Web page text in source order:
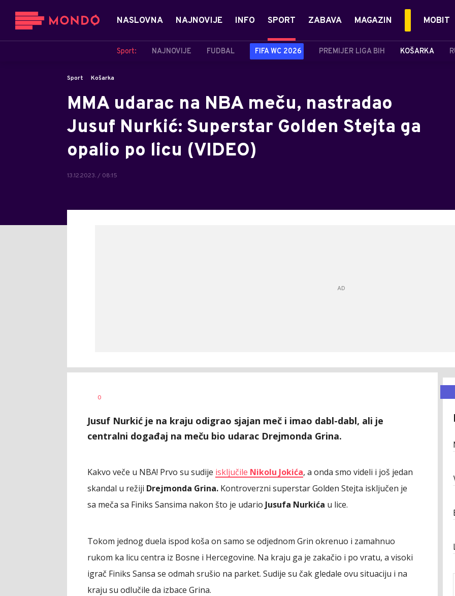
NASLOVNA NAJNOVIJE INFO SPORT
Sport: NAJNOVIJE FUDBAL FIFA WC 2026 PREMIJER LIGA BIH KOŠARKA
ZABAVA MAGAZIN MOBIT
Sport Košarka
MMA udarac na NBA meču, nastradao
Jusuf Nurkić: Superstar Golden Stejta ga
opalio po licu (VIDEO)
13.12.2023. / 08:15
0
Jusuf Nurkić je na kraju odigrao sjajan meč i imao dabl-dabl, ali je
centralni događaj na meču bio udarac Drejmonda Grina.
Kakvo veče u NBA! Prvo su sudije isključile Nikolu Jokića, a onda smo videli i još jedan
skandal u režiji Drejmonda Grina. Kontroverzni superstar Golden Stejta isključen je
sa meča sa Finiks Sansima nakon što je udario Jusufa Nurkića u lice.
Tokom jednog duela ispod koša on samo se odjednom Grin okrenuo i zamahnuo
rukom ka licu centra iz Bosne i Hercegovine. Na kraju ga je zakačio i po vratu, a visoki
igrač Finiks Sansa se odmah srušio na parket. Sudije su čak gledale ovu situaciju i na
kraju su odlučile da izbace Grina.